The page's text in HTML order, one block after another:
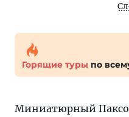
Горящие туры по
Миниатюрный